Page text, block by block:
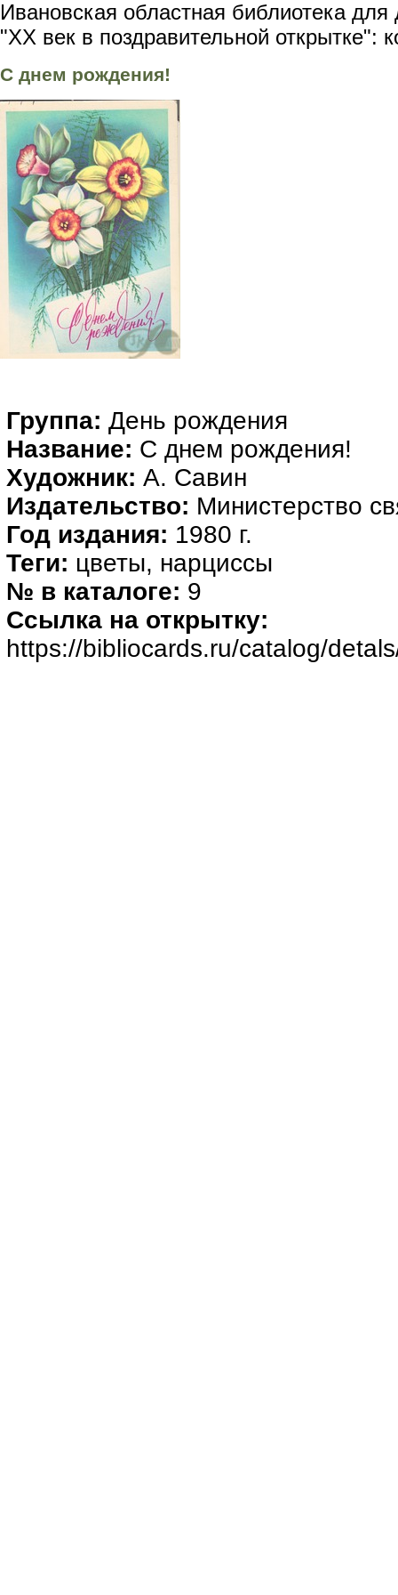
Ивановская областная библиотека
"XX век в поздравительной открытке":
С днем рождения!
Группа: День рождения
Название: С днем рождения!
Художник: А. Савин
Издательство: Министерство
Год издания: 1980 г.
Теги: цветы, нарциссы
№ в каталоге: 9
Ссылка на открытку:
https://bibliocards.ru/catalog/